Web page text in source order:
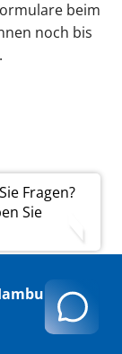
Fragen?
Sie
beim
noch bis